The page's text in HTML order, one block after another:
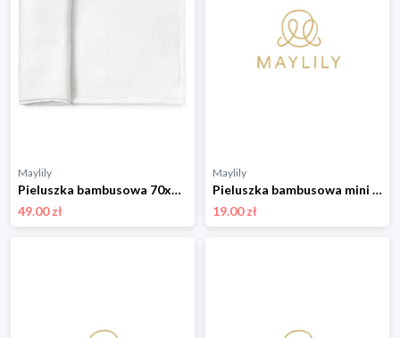
Maylily
Pieluszka bambusowa 70x70 - Mleko
49.00 zł
Maylily
Pieluszka bambusowa mini 25x25 - Rajskie piórka - OUTLET
19.00 zł